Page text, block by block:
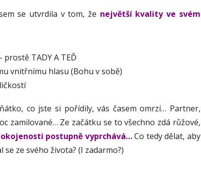
se utvrdila v tom, že největší kvality ve svém
prostě TADY A TEĎ
vnitřnímu hlasu (Bohu v sobě)
co jste si pořídily, vás časem omrzí… Partner,
zamilované… Ze začátku se to všechno zdá růžové,
postupně vyprchává…Co tedy dělat, aby
ze svého života? (I zadarmo?)